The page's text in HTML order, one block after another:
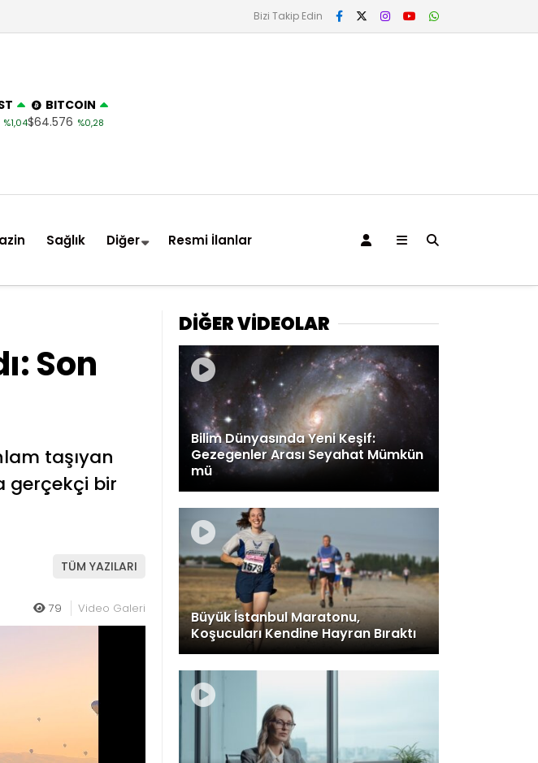
Bizi Takip Edin
%1,04
BITCOIN
$64.576 %0,28
Sağlık Diğer Resmi İlanlar
Son
taşıyan
gerçekçi bir
TÜM YAZILARI
79 Video Galeri
DİĞER VİDEOLAR
Bilim Dünyasında Yeni Keşif:
Gezegenler Arası Seyahat Mümkün
mü
Büyük İstanbul Maratonu,
Koşucuları Kendine Hayran Bıraktı